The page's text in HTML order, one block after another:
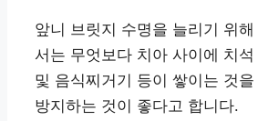
앞니 브릿지 수명을 늘리기 위해
서는 무엇보다 치아 사이에 치석
및 음식찌거기 등이 쌓이는 것을
방지하는 것이 좋다고 합니다.